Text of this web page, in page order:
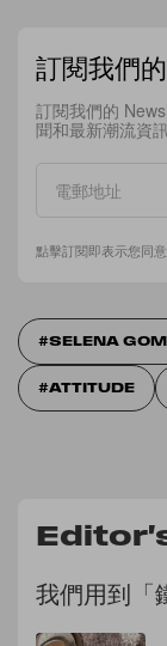
訂閱我們
訂閱我們的
聞和最新潮流資訊
點擊訂閱即表示您同
SELENA
ATTITUDE
我們用到「